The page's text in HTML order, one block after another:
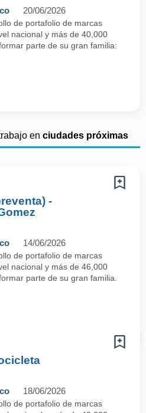
20/06/2026
de portafolio de marcas
nacional y más de 40,000
parte de su gran familia:
en ciudades próximas
-
14/06/2026
de portafolio de marcas
nacional y más de 46,000
parte de su gran familia.
18/06/2026
de portafolio de marcas